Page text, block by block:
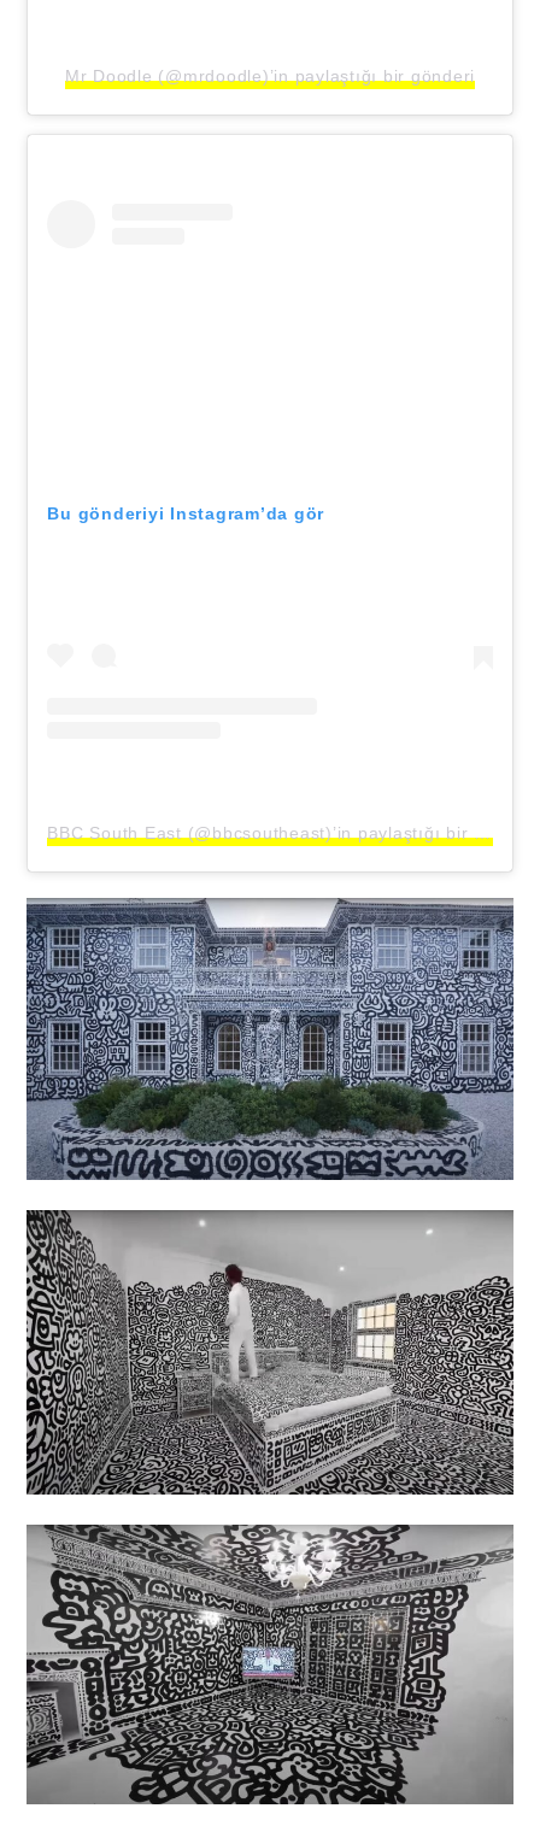
Mr Doodle (@mrdoodle)’in paylaştığı bir gönderi
Bu gönderiyi Instagram’da gör